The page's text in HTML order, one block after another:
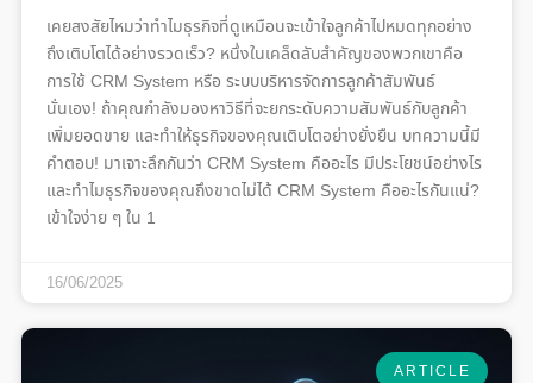
เคยสงสัยไหมว่าทำไมธุรกิจที่ดูเหมือนจะเข้าใจลูกค้าไปหมดทุกอย่าง
ถึงเติบโตได้อย่างรวดเร็ว? หนึ่งในเคล็ดลับสำคัญของพวกเขาคือ
การใช้ CRM System หรือ ระบบบริหารจัดการลูกค้าสัมพันธ์
นั่นเอง! ถ้าคุณกำลังมองหาวิธีที่จะยกระดับความสัมพันธ์กับลูกค้า
เพิ่มยอดขาย และทำให้ธุรกิจของคุณเติบโตอย่างยั่งยืน บทความนี้มี
คำตอบ! มาเจาะลึกกันว่า CRM System คืออะไร มีประโยชน์อย่างไร
และทำไมธุรกิจของคุณถึงขาดไม่ได้ CRM System คืออะไรกันแน่?
เข้าใจง่าย ๆ ใน 1
16/06/2025
ARTICLE